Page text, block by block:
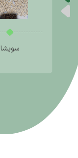
سویشا